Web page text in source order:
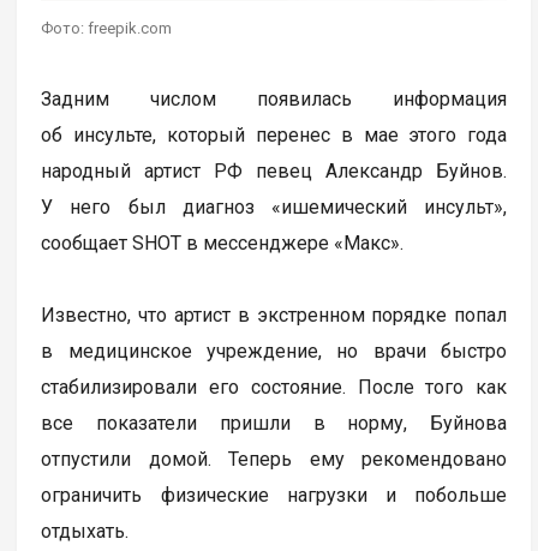
Фото: freepik.com
Задним числом появилась информация
об инсульте, который перенес в мае этого года
народный артист РФ певец Александр Буйнов.
У него был диагноз «ишемический инсульт»,
сообщает SHOT в мессенджере «Макс».
Известно, что артист в экстренном порядке попал
в медицинское учреждение, но врачи быстро
стабилизировали его состояние. После того как
все показатели пришли в норму, Буйнова
отпустили домой. Теперь ему рекомендовано
ограничить физические нагрузки и побольше
отдыхать.